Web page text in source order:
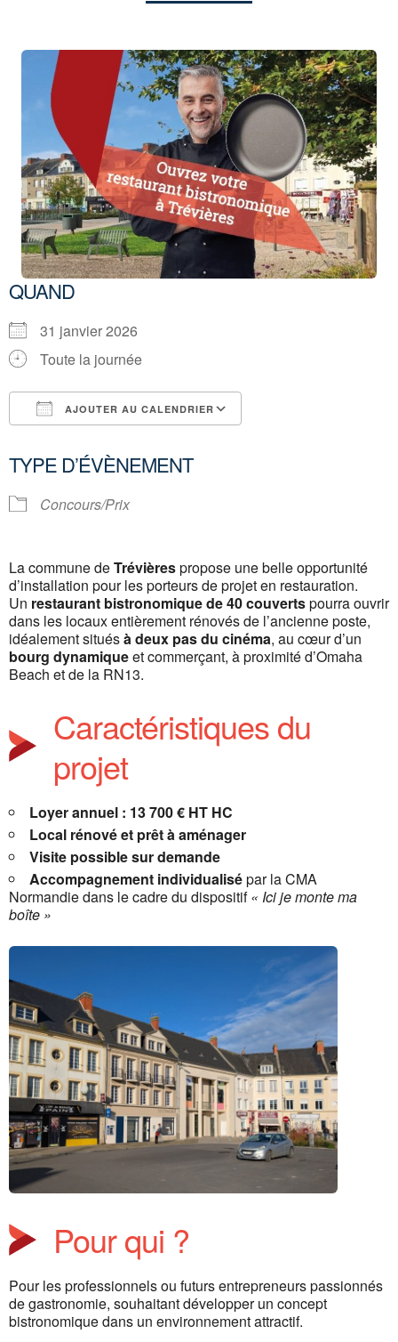
QUAND
31 janvier 2026
Toute la journée
AJOUTER AU CALENDRIER
TYPE D’ÉVÈNEMENT
Concours/Prix
La commune deTrévièrespropose une belle opportunité
d’installation pour les porteurs de projet en restauration.
Un restaurant bistronomique de 40 couvertspourra ouvrir
dans les locaux entièrement rénovés de l’ancienne poste,
idéalement situésà deux pas du cinéma, au cœur d’un
bourg dynamiqueet commerçant, à proximité d’Omaha
Beach et de la RN13.
Caractéristiques du
projet
Loyer annuel : 13 700 € HT HC
Local rénové et prêt à aménager
Visite possible sur demande
Accompagnement individualisépar la CMA
Normandie dans le cadre du dispositif« Ici je monte ma
boîte »
Pour qui ?
Pour les professionnels ou futurs entrepreneurs passionnés
de gastronomie, souhaitant développer un concept
bistronomique dans un environnement attractif.